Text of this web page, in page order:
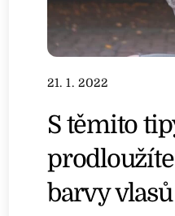
21. 1. 2022
S těmito
barvy vlasů